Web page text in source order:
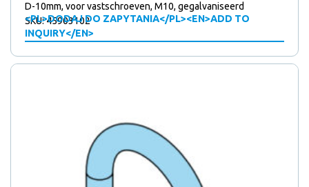
D-10mm, voor vastschroeven, M10, gegalvaniseerd
<PL>DODAJ DO ZAPYTANIA</PL><EN>ADD TO
INQUIRY</EN>
SKU: 45903102